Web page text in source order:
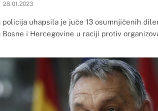
28.01.2023
uhapsila je juče 13 osumnjičenih
Bosne i Hercegovine u raciji protiv